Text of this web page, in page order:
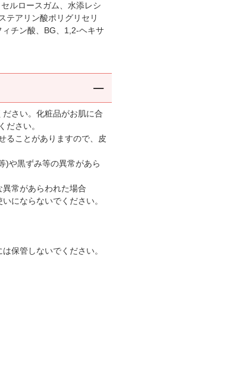
ルロースガム、水添レシ
テアリン酸ポリグリセリ
チン酸、BG、1,2-ヘキサ
さい。化粧品がお肌に合
ださい。
ることがありますので、皮
)や黒ずみ等の異常があら
常があらわれた場合
にならないでください。
保管しないでください。